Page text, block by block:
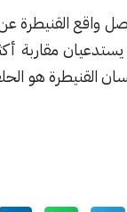
واقع القنيطرة
مقاربة
القنيطرة هو